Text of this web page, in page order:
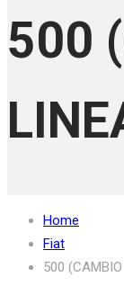
500
Home
Fiat
500